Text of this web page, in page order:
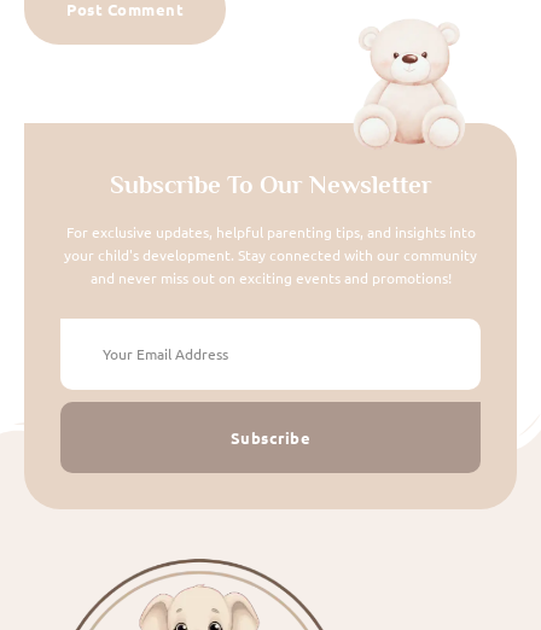
Subscribe To Our Newsletter
For exclusive updates, helpful parenting tips, and insights into
your child's development. Stay connected with our community
and never miss out on exciting events and promotions!
Subscribe